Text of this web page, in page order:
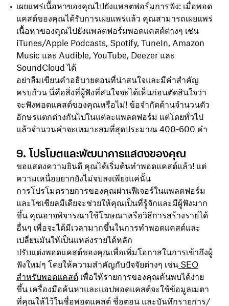
เผยแพร่เนื้อหาของคุณไปยังแพลตฟอร์มการฟัง: เมื่อพอด
แคสต์ของคุณได้รับการเผยแพร่แล้ว คุณสามารถเผยแพร่
เนื้อหาของคุณไปยังแพลตฟอร์มพอดแคสต์ต่างๆ เช่น
iTunes/Apple Podcasts, Spotify, TuneIn, Amazon
Music และ Audible, YouTube, Deezer และ
SoundCloud ได้
อย่าลืมเขียนคำอธิบายตอนที่น่าสนใจและมีคำสำคัญ
ครบถ้วน นี่คือสิ่งที่ผู้ฟังที่สนใจจะได้เห็นก่อนตัดสินใจว่า
จะฟังพอดแคสต์ของคุณหรือไม่! ข้อจำกัดด้านจำนวนตัว
อักษรแตกต่างกันไปในแต่ละแพลตฟอร์ม แต่โดยทั่วไป
แล้วจำนวนคำจะเหมาะสมที่สุดประมาณ 400-600 คำ
9. โปรโมตและพัฒนาการแสดงของคุณ
ขอแสดงความยินดี คุณได้เริ่มต้นทำพอดแคสต์แล้ว! แต่
ความเหนื่อยยากยังไม่จบลงเพียงแค่นั้น
การโปรโมตรายการของคุณผ่านฟีเจอร์ในแพลตฟอร์ม
และโซเชียลมีเดียจะช่วยให้คุณเป็นที่รู้จักและมีผู้ฟังมาก
ขึ้น คุณอาจพิจารณาใช้โฆษณาหรือวิธีการสร้างรายได้
อื่นๆ เพื่อจะได้มีเวลามากขึ้นในการทำพอดแคสต์และ
เปลี่ยนมันให้เป็นแหล่งรายได้หลัก
ปรับแต่งพอดแคสต์ของคุณเพื่อเพิ่มโอกาสในการเข้าถึงผู้
ฟังใหม่ๆ โดยให้ความสำคัญกับปัจจัยต่างๆ เช่น SEO
สำหรับพอดแคสต์ เพื่อให้รายการของคุณค้นพบได้ง่าย
ขึ้น เครื่องมือค้นหาและแอปพอดแคสต์จะใช้ข้อมูลเมตา
ที่คุณให้ไว้ในชื่อพอดแคสต์ ชื่อตอน และบันทึกรายการ/